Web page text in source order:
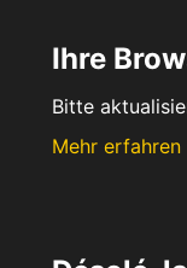
Ihre
Bitte
Mehr erfahren